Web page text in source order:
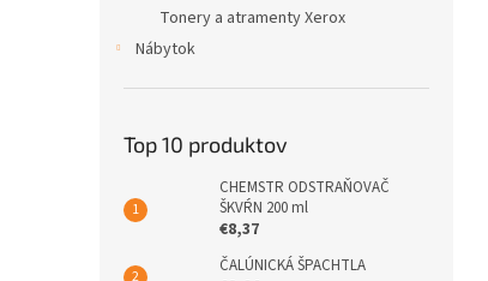
Tonery a atramenty Xerox
Nábytok
Top 10 produktov
CHEMSTR ODSTRAŇOVAČ
ŠKVŔN 200 ml
€8,37
ČALÚNICKÁ ŠPACHTLA